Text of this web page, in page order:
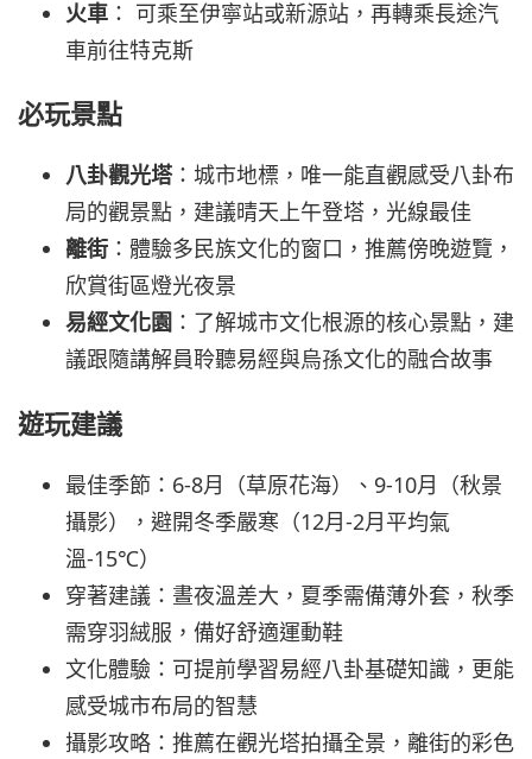
火車 ： 可乘至伊寧站或新源站，再轉乘長途汽
車前往特克斯
必玩景點
八卦觀光塔 ：城市地標，唯一能直觀感受八卦布
局的觀景點，建議晴天上午登塔，光線最佳
離街 ：體驗多民族文化的窗口，推薦傍晚遊覽，
欣賞街區燈光夜景
易經文化園 ：了解城市文化根源的核心景點，建
議跟隨講解員聆聽易經與烏孫文化的融合故事
遊玩建議
最佳季節：6-8月（草原花海）、9-10月（秋景
攝影），避開冬季嚴寒（12月-2月平均氣
溫-15℃）
穿著建議：晝夜溫差大，夏季需備薄外套，秋季
需穿羽絨服，備好舒適運動鞋
文化體驗：可提前學習易經八卦基礎知識，更能
感受城市布局的智慧
攝影攻略：推薦在觀光塔拍攝全景，離街的彩色